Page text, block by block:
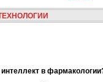
интеллект в